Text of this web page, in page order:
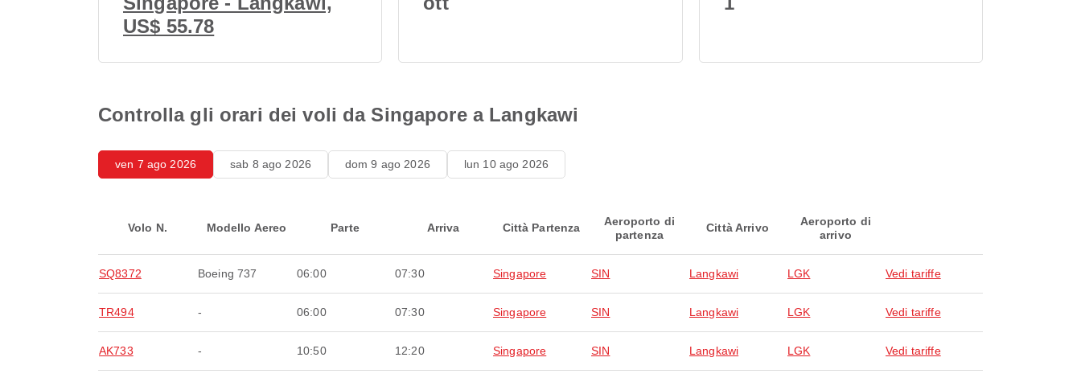
US$ 55.78
Controlla gli orari dei voli da Singapore a Langkawi
ven 7 ago 2026 sab 8 ago 2026 dom 9 ago 2026 lun 10 ago 2026
Volo N. Modello Aereo Parte Arriva Città Partenza
Aeroporto di
partenza
Città Arrivo
Aeroporto di
arrivo
SQ8372 Boeing 737 06:00 07:30 Singapore SIN Langkawi LGK Vedi tariffe
TR494 - 06:00 07:30 Singapore SIN Langkawi LGK Vedi tariffe
AK733 - 10:50 12:20 Singapore SIN Langkawi LGK Vedi tariffe